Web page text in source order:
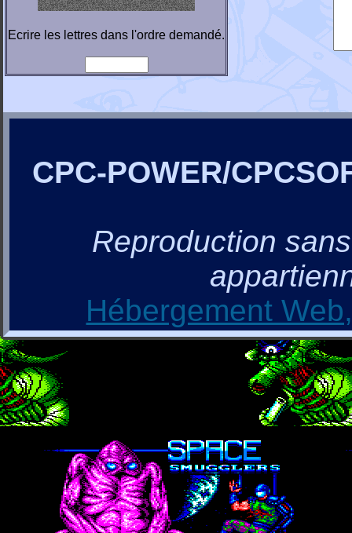
Ecrire les lettres dans l'ordre demandé.
CPC-POWER/
Reproduction
Hébergement